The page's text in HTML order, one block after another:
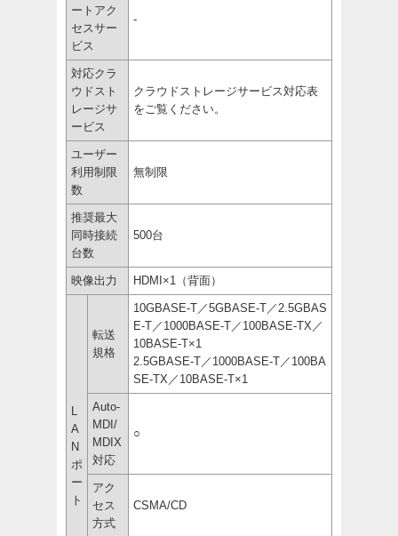
ートアク
セスサー
ビス
-
対応クラ
ウドスト
レージサ
ービス
クラウドストレージサービス対応表
をご覧ください。
ユーザー
利用制限
数
無制限
推奨最大
同時接続
台数
500台
映像出力 HDMI×1（背面）
A
N
ポ
ー
ト
転送
規格
10GBASE-T／5GBASE-T／2.5GBAS
E-T／1000BASE-T／100BASE-TX／
10BASE-T×1
2.5GBASE-T／1000BASE-T／100BA
SE-TX／10BASE-T×1
Auto-
MDI/
MDIX
対応
○
アク
セス
方式
CSMA/CD